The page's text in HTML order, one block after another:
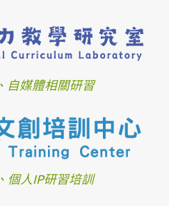
自媒體相關研習
個人IP研習培訓